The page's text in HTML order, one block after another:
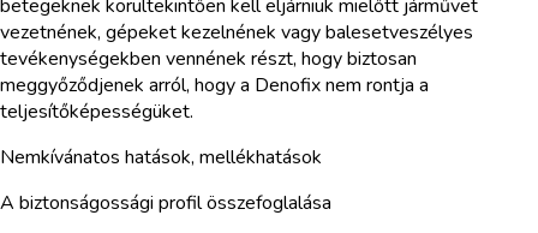
betegeknek körültekintően kell eljárniuk mielőtt járművet
vezetnének, gépeket kezelnének vagy balesetveszélyes
tevékenységekben vennének részt, hogy biztosan
meggyőződjenek arról, hogy a Denofix nem rontja a
teljesítőképességüket.
Nemkívánatos hatások, mellékhatások
A biztonságossági profil összefoglalása